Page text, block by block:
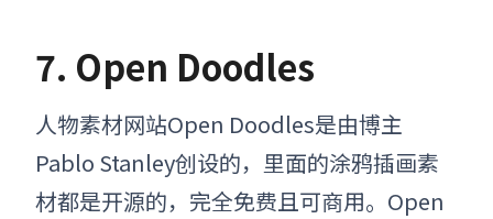
7. Open Doodles
人物素材网站Open Doodles是由博主
Pablo Stanley创设的，里面的涂鸦插画素
材都是开源的，完全免费且可商用。Open